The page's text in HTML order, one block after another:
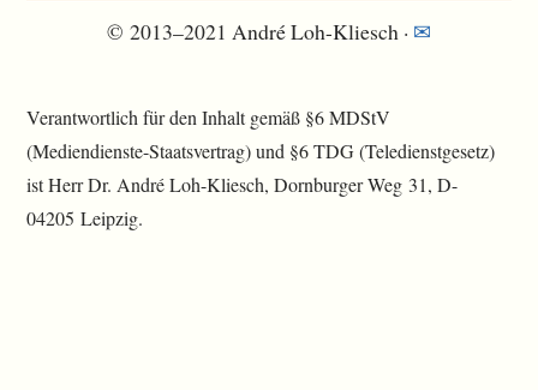
© 2013–2021 André Loh-Kliesch · ✉︎
Verantwortlich für den Inhalt gemäß §6 MDStV
(Mediendienste-Staatsvertrag) und §6 TDG (Teledienstgesetz)
ist Herr Dr. André Loh-Kliesch, Dornburger Weg 31, D-
04205 Leipzig.